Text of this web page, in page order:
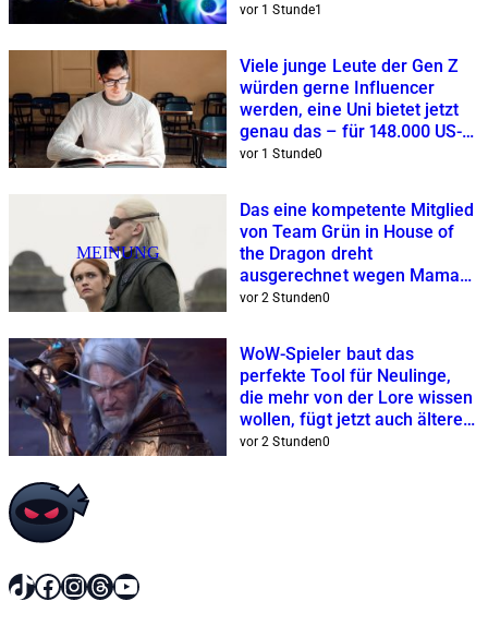
vor 1 Stunde1
Viele junge Leute der Gen Z
würden gerne Influencer
werden, eine Uni bietet jetzt
genau das – für 148.000 US-
Dollar
vor 1 Stunde0
MEINUNG
Das eine kompetente Mitglied
von Team Grün in House of
the Dragon dreht
ausgerechnet wegen Mama
am Rad
vor 2 Stunden0
WoW-Spieler baut das
perfekte Tool für Neulinge,
die mehr von der Lore wissen
wollen, fügt jetzt auch ältere
Erweiterungen hinzu
vor 2 Stunden0
TikTok
Facebook
Instagram
Threads
YouTube